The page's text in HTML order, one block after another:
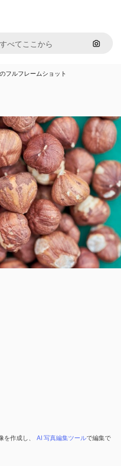
画像で
フルフレームショット
作成し、 AI 写真編集ツールで編集で